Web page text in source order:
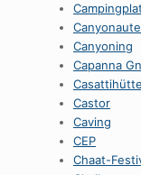
Canyoning
Capanna
Casattihütte
Castor
Caving
CEP
Chaat-